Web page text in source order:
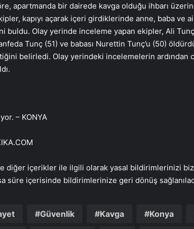
apartmanda bir dairede kavga olduğu ihbarı
kapıyı açarak içeri girdiklerinde anne, baba ve
buldu. Olay yerinde inceleme yapan ekipler, Ali
Tunç (51) ve babası Nurettin Tunç’u (50)
belirledi. Olay yerindeki incelemelerin ardından
– KONYA
diğer içerikler ile ilgili olarak yasal bildirimlerinizi
süre içerisinde bildirimlerinize geri dönüş
Güvenlik Kavga Konya
Hatay’da